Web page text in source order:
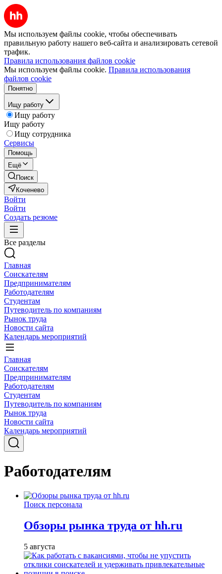
Мы используем файлы cookie, чтобы обеспечивать
правильную работу нашего веб-сайта и анализировать сетевой
трафик.
Правила использования файлов cookie
Мы используем файлы cookie. Правила использования
файлов cookie
Понятно
Ищу работу
Ищу работу
Ищу работу
Ищу сотрудника
Сервисы
Помощь
Ещё
Поиск
Коченево
Войти
Войти
Создать резюме
Все разделы
Главная
Соискателям
Предпринимателям
Работодателям
Студентам
Путеводитель по компаниям
Рынок труда
Новости сайта
Календарь мероприятий
Главная
Соискателям
Предпринимателям
Работодателям
Студентам
Путеводитель по компаниям
Рынок труда
Новости сайта
Календарь мероприятий
Работодателям
Поиск персонала
Обзоры рынка труда от hh.ru
5 августа